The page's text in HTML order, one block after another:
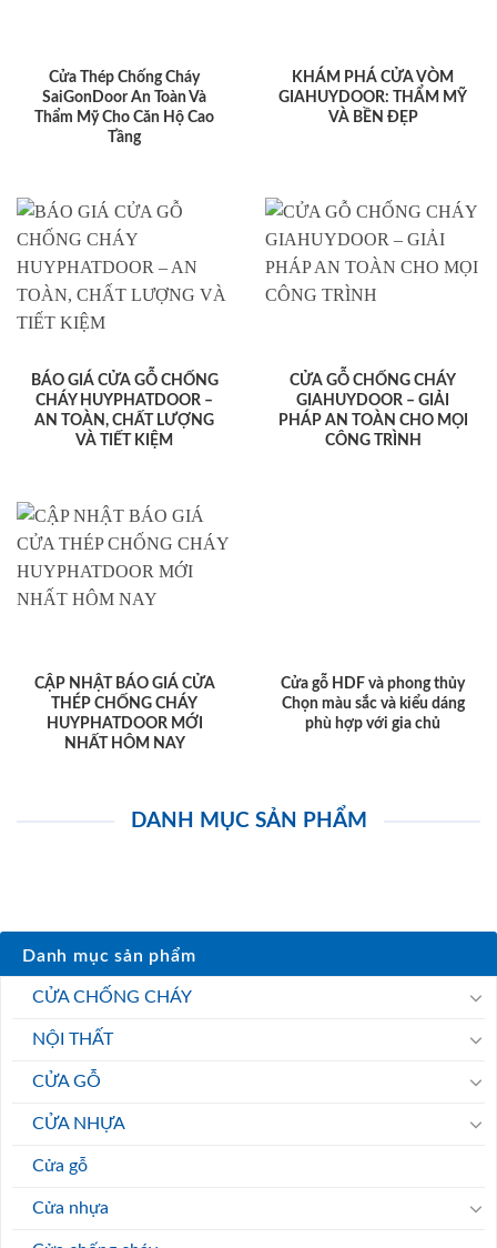
Cửa Thép Chống Cháy
SaiGonDoor An Toàn Và
Thẩm Mỹ Cho Căn Hộ Cao
Tầng
KHÁM PHÁ CỬA VÒM
GIAHUYDOOR: THẨM MỸ
VÀ BỀN ĐẸP
BÁO GIÁ CỬA GỖ CHỐNG
CHÁY HUYPHATDOOR –
AN TOÀN, CHẤT LƯỢNG
VÀ TIẾT KIỆM
CỬA GỖ CHỐNG CHÁY
GIAHUYDOOR – GIẢI
PHÁP AN TOÀN CHO MỌI
CÔNG TRÌNH
CẬP NHẬT BÁO GIÁ CỬA
THÉP CHỐNG CHÁY
HUYPHATDOOR MỚI
NHẤT HÔM NAY
Cửa gỗ HDF và phong thủy
Chọn màu sắc và kiểu dáng
phù hợp với gia chủ
DANH MỤC SẢN PHẨM
Danh mục sản phẩm
CỬA CHỐNG CHÁY
NỘI THẤT
CỬA GỖ
CỬA NHỰA
Cửa gỗ
Cửa nhựa